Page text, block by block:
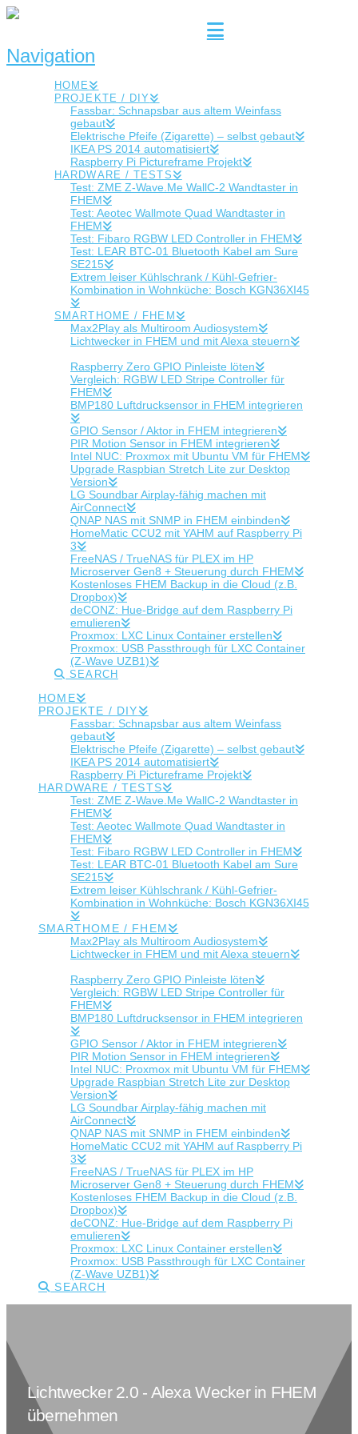
Navigation
HOME
PROJEKTE / DIY
Fassbar: Schnapsbar aus altem Weinfass
gebaut
Elektrische Pfeife (Zigarette) – selbst gebaut
IKEA PS 2014 automatisiert
Raspberry Pi Pictureframe Projekt
HARDWARE / TESTS
Test: ZME Z-Wave.Me WallC-2 Wandtaster in
FHEM
Test: Aeotec Wallmote Quad Wandtaster in
FHEM
Test: Fibaro RGBW LED Controller in FHEM
Test: LEAR BTC-01 Bluetooth Kabel am Sure
SE215
Extrem leiser Kühlschrank / Kühl-Gefrier-
Kombination in Wohnküche: Bosch KGN36XI45
SMARTHOME / FHEM
Max2Play als Multiroom Audiosystem
Lichtwecker in FHEM und mit Alexa steuern
Raspberry Zero GPIO Pinleiste löten
Vergleich: RGBW LED Stripe Controller für
FHEM
BMP180 Luftdrucksensor in FHEM integrieren
GPIO Sensor / Aktor in FHEM integrieren
PIR Motion Sensor in FHEM integrieren
Intel NUC: Proxmox mit Ubuntu VM für FHEM
Upgrade Raspbian Stretch Lite zur Desktop
Version
LG Soundbar Airplay-fähig machen mit
AirConnect
QNAP NAS mit SNMP in FHEM einbinden
HomeMatic CCU2 mit YAHM auf Raspberry Pi
3
FreeNAS / TrueNAS für PLEX im HP
Microserver Gen8 + Steuerung durch FHEM
Kostenloses FHEM Backup in die Cloud (z.B.
Dropbox)
deCONZ: Hue-Bridge auf dem Raspberry Pi
emulieren
Proxmox: LXC Linux Container erstellen
Proxmox: USB Passthrough für LXC Container
(Z-Wave UZB1)
SEARCH
HOME
PROJEKTE / DIY
Fassbar: Schnapsbar aus altem Weinfass
gebaut
Elektrische Pfeife (Zigarette) – selbst gebaut
IKEA PS 2014 automatisiert
Raspberry Pi Pictureframe Projekt
HARDWARE / TESTS
Test: ZME Z-Wave.Me WallC-2 Wandtaster in
FHEM
Test: Aeotec Wallmote Quad Wandtaster in
FHEM
Test: Fibaro RGBW LED Controller in FHEM
Test: LEAR BTC-01 Bluetooth Kabel am Sure
SE215
Extrem leiser Kühlschrank / Kühl-Gefrier-
Kombination in Wohnküche: Bosch KGN36XI45
SMARTHOME / FHEM
Max2Play als Multiroom Audiosystem
Lichtwecker in FHEM und mit Alexa steuern
Raspberry Zero GPIO Pinleiste löten
Vergleich: RGBW LED Stripe Controller für
FHEM
BMP180 Luftdrucksensor in FHEM integrieren
GPIO Sensor / Aktor in FHEM integrieren
PIR Motion Sensor in FHEM integrieren
Intel NUC: Proxmox mit Ubuntu VM für FHEM
Upgrade Raspbian Stretch Lite zur Desktop
Version
LG Soundbar Airplay-fähig machen mit
AirConnect
QNAP NAS mit SNMP in FHEM einbinden
HomeMatic CCU2 mit YAHM auf Raspberry Pi
3
FreeNAS / TrueNAS für PLEX im HP
Microserver Gen8 + Steuerung durch FHEM
Kostenloses FHEM Backup in die Cloud (z.B.
Dropbox)
deCONZ: Hue-Bridge auf dem Raspberry Pi
emulieren
Proxmox: LXC Linux Container erstellen
Proxmox: USB Passthrough für LXC Container
(Z-Wave UZB1)
SEARCH
Lichtwecker 2.0 - Alexa Wecker in FHEM
übernehmen